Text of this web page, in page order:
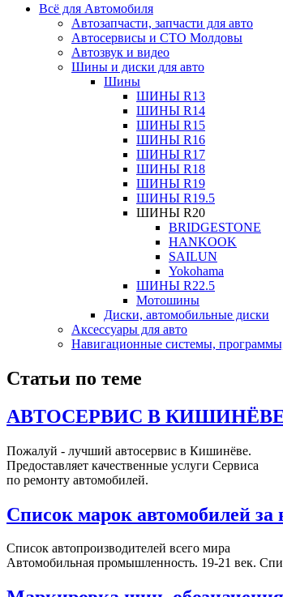
Всё для Автомобиля
Автозапчасти, запчасти для авто
Автосервисы и СТО Молдовы
Автозвук и видео
Шины и диски для авто
Шины
ШИНЫ R13
ШИНЫ R14
ШИНЫ R15
ШИНЫ R16
ШИНЫ R17
ШИНЫ R18
ШИНЫ R19
ШИНЫ R19.5
ШИНЫ R20
BRIDGESTONE
HANKOOK
SAILUN
Yokohama
ШИНЫ R22.5
Мотошины
Диски, автомобильные диски
Аксесcуары для авто
Навигационные системы,
Статьи по теме
АВТОСЕРВИС В
Пожалуй - лучший автосервис в Кишинёве.
Предоставляет качественные услуги Сервиса
по ремонту автомобилей.
Список марок автомобилей
Список автопроизводителей всего мира
Автомобильная промышленность. 19-21 век.